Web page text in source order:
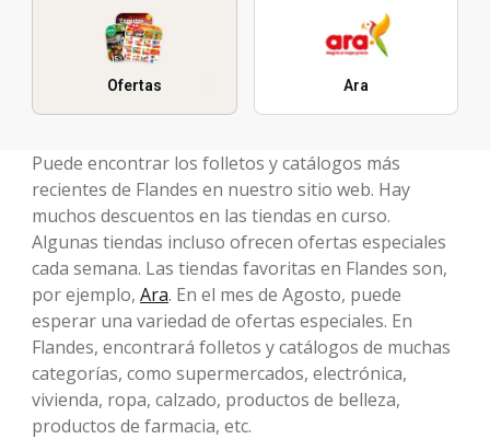
Ofertas Ara
Puede encontrar los folletos y catálogos más
recientes de Flandes en nuestro sitio web. Hay
muchos descuentos en las tiendas en curso.
Algunas tiendas incluso ofrecen ofertas especiales
cada semana. Las tiendas favoritas en Flandes son,
por ejemplo, Ara. En el mes de Agosto, puede
esperar una variedad de ofertas especiales. En
Flandes, encontrará folletos y catálogos de muchas
categorías, como supermercados, electrónica,
vivienda, ropa, calzado, productos de belleza,
productos de farmacia, etc.